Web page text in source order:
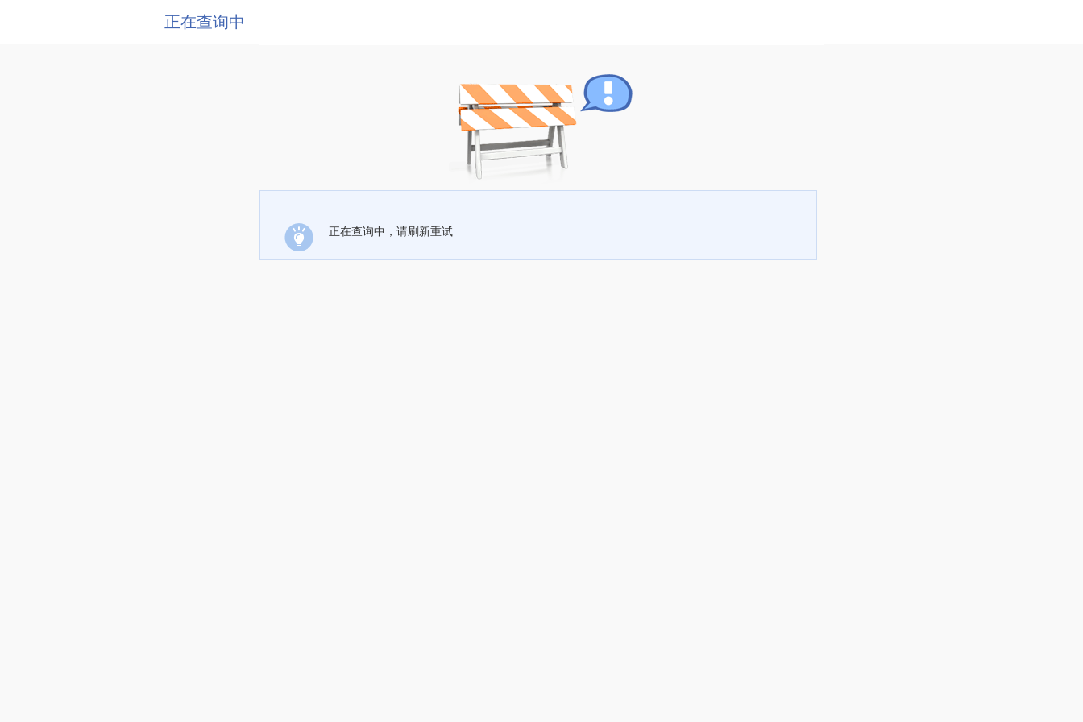
正在查询中
正在查询中，请刷新重试